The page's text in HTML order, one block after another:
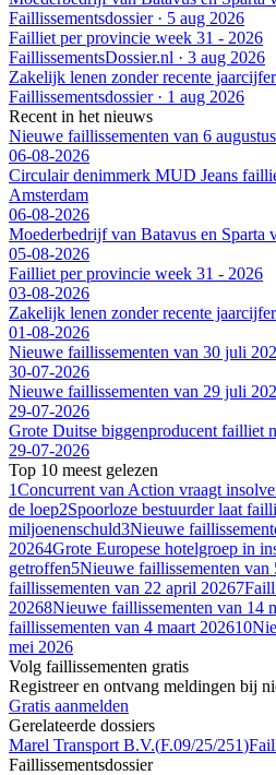
Faillissementsdossier· 5 aug 2026
Failliet per provincie week 31 - 2026
FaillissementsDossier.nl · 3 aug 2026
Zakelijk lenen zonder recente
Faillissementsdossier· 1 aug 2026
Recent in het nieuws
Nieuwe faillissementen van 6
06-08-2026
Circulair denimmerk MUD Jeans
Amsterdam
06-08-2026
Moederbedrijf van Batavus en Sparta
05-08-2026
Failliet per provincie week 31 - 2026
03-08-2026
Zakelijk lenen zonder recente
01-08-2026
Nieuwe faillissementen van 30 juli
30-07-2026
Nieuwe faillissementen van 29 juli
29-07-2026
Grote Duitse biggenproducent failliet
29-07-2026
Top 10 meest gelezen
1Concurrent van Action vraagt
de loep2Spoorloze bestuurder laat
miljoenenschuld3Nieuwe
20264Grote Europese hotelgroep in
getroffen5Nieuwe faillissementen van
faillissementen van 22 april 20267
20268Nieuwe faillissementen van 14
faillissementen van 4 maart 202610
mei 2026
Volg faillissementen gratis
Registreer en ontvang meldingen bij
Gratis aanmelden
Gerelateerde dossiers
Marel Transport B.V.(F.09/25/251)
Faillissementsdossier